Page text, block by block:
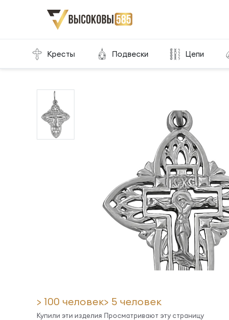
Кресты Подвески Цепи
Главная Склад готовой продукции
> 100 человек
Купили эти изделия
> 5 человек
Просматривают эту страницу